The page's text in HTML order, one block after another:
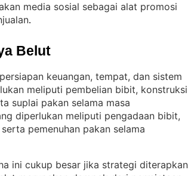
media sosial sebagai alat promosi
.
Belut
keuangan, tempat, dan sistem
meliputi pembelian bibit, konstruksi
suplai pakan selama masa
diperlukan meliputi pengadaan bibit,
pemenuhan pakan selama
ini cukup besar jika strategi diterapkan